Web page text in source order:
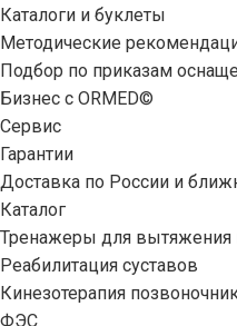
Каталоги и буклеты
Методические
Подбор по приказам
Бизнес с ORMED©
Сервис
Гарантии
Доставка по России и
Каталог
Тренажеры для вытяжения
Реабилитация суставов
Кинезотерапия
ФЭС